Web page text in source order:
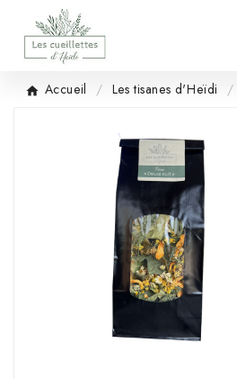
Accueil Les tisanes d'Heïdi